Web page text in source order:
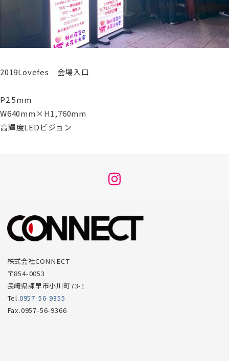
2019Lovefes 会場入口
P2.5mm
W640mm×H1,760mm
高輝度LEDビジョン
メ
ー
項
株式会社CONNECT
〒854-0053
長崎県諫早市小川町73-1
Tel.0957-56-9355
Fax.0957-56-9366